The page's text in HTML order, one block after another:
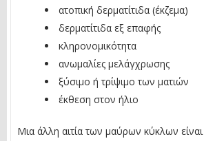
ατοπική δερματίτιδα (έκζεμα)
δερματίτιδα εξ επαφής
κληρονομικότητα
ανωμαλίες μελάγχρωσης
ξύσιμο ή τρίψιμο των ματιών
έκθεση στον ήλιο
Μια άλλη αιτία των μαύρων κύκλων